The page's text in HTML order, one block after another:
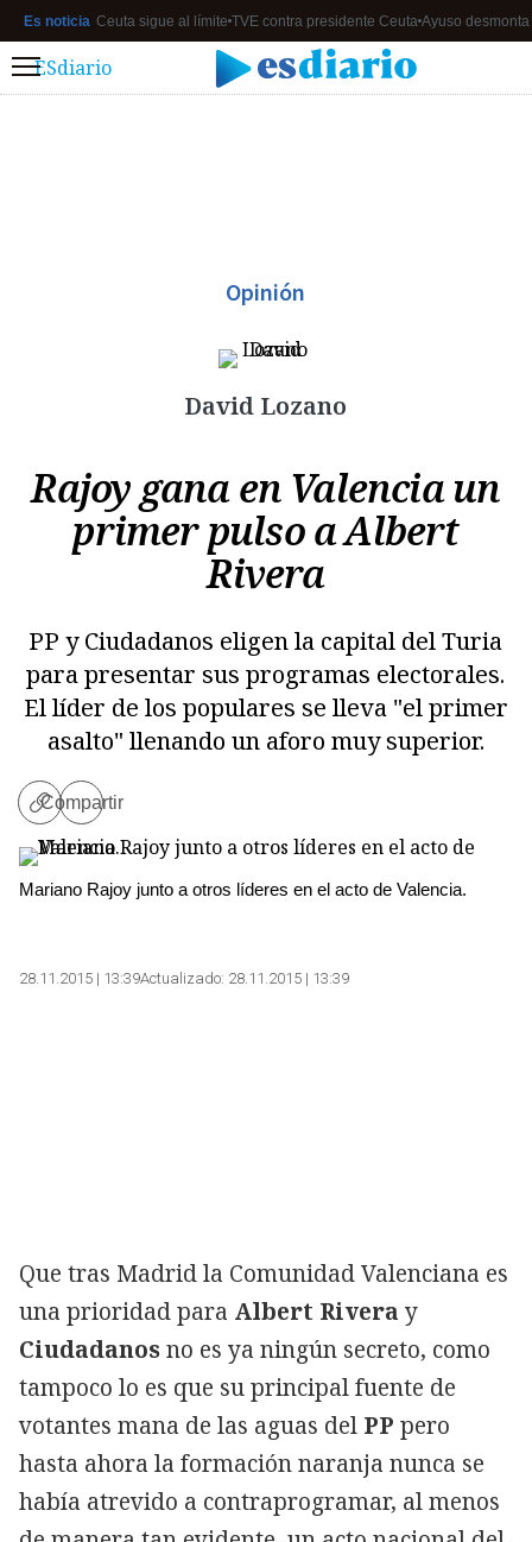
Es noticia Ceuta sigue al límite TVE contra presidente Ceuta Ayuso
Menú
ESdiario
Opinión
David Lozano
Rajoy gana en Valencia un
primer pulso a Albert
Rivera
PP y Ciudadanos eligen la capital del Turia
para presentar sus programas electorales.
El líder de los populares se lleva "el primer
asalto" llenando un aforo muy superior.
Copiar
enlace
Compartir
Mariano Rajoy junto a otros líderes en el acto de Valencia.
28.11.2015 | 13:39Actualizado: 28.11.2015 | 13:39
Que tras Madrid la Comunidad Valenciana es
una prioridad para Albert Rivera y
Ciudadanosno es ya ningún secreto, como
tampoco lo es que su principal fuente de
votantes mana de las aguas del PP pero
hasta ahora la formación naranja nunca se
había atrevido a contraprogramar, al menos